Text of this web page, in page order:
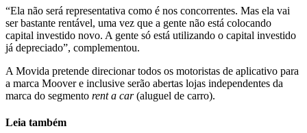
“Ela não será representativa como é nos concorrentes. Mas ela vai
ser bastante rentável, uma vez que a gente não está colocando
capital investido novo. A gente só está utilizando o capital investido
já depreciado”, complementou.
A Movida pretende direcionar todos os motoristas de aplicativo para
a marca Moover e inclusive serão abertas lojas independentes da
marca do segmento rent a car(aluguel de carro).
Leia também